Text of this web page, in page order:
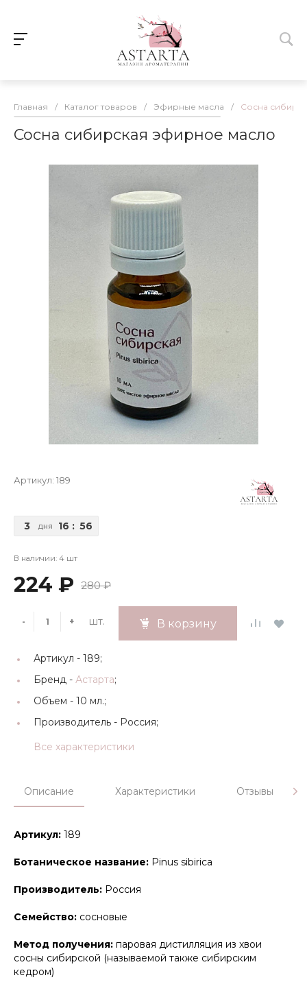
Главная / Каталог товаров / Эфирные масла / Сосна
Сосна сибирская эфирное масло
Артикул: 189
3 дня 16 : 56
В наличии: 4 шт
224 ₽ 280 ₽
- + шт. В корзину
Артикул - 189;
Бренд - Астарта;
Объем - 10 мл.;
Производитель - Россия;
Все характеристики
Описание Характеристики Отзывы
Артикул: 189
Ботаническое название: Pinus sibirica
Производитель: Россия
Семейство: сосновые
Метод получения: паровая дистилляция из хвои
сосны сибирской (называемой также сибирским
кедром)